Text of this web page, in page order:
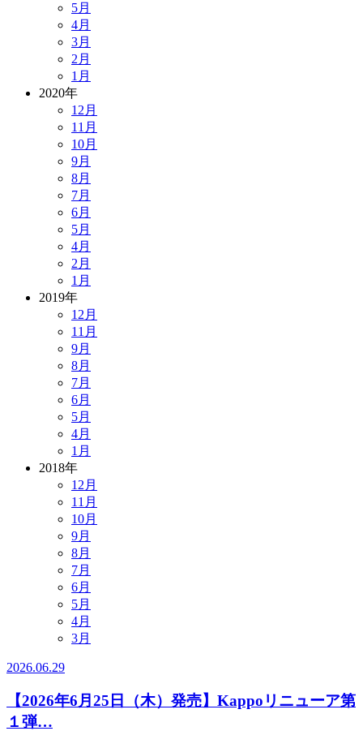
5月
4月
3月
2月
1月
2020年
12月
11月
10月
9月
8月
7月
6月
5月
4月
2月
1月
2019年
12月
11月
9月
8月
7月
6月
5月
4月
1月
2018年
12月
11月
10月
9月
8月
7月
6月
5月
4月
3月
2026.06.29
【2026年6月25日（木）発売】Kappoリニューア第
１弾…